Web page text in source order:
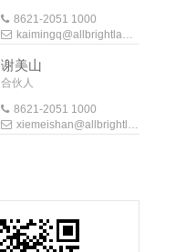
8621-2051 1000
kaimingq@allbrightlaw.com
谢美山
合伙人
8621-2051 1000
xiemeishan@allbrightlaw.com